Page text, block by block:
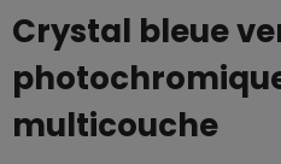
Crystal bleue
multicouche